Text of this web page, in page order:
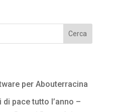
Cerca
per Abouterracina
di pace tutto l’anno –